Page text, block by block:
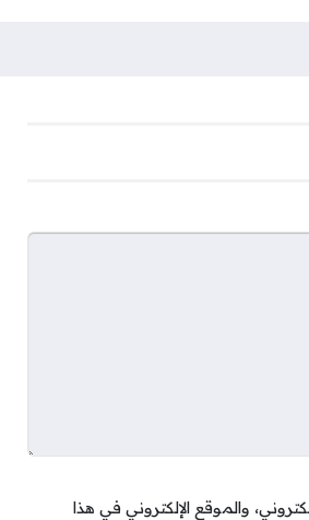
والموقع الإلكتروني في هذا